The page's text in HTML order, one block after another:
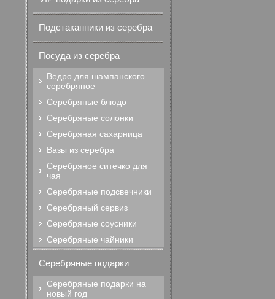
Подстаканники из серебра
Посуда из серебра
Ведро для шампанского
серебряное
Серебряные блюдо
Серебряные солонки
Серебряная сахарница
Вазы из серебра
Серебряное ситечко для
чая
Серебряные подсвечники
Серебряный сервиз
Серебряные соусники
Серебряные чайники
Серебряные подарки
Серебряные подарки на
новый год